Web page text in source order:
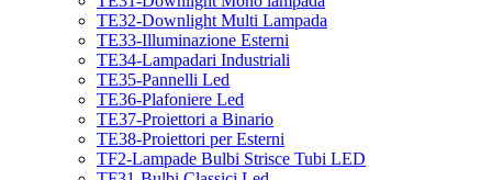
TE32-Downlight Multi Lampada
TE33-Illuminazione Esterni
TE34-Lampadari Industriali
TE35-Pannelli Led
TE36-Plafoniere Led
TE37-Proiettori a Binario
TE38-Proiettori per Esterni
TF2-Lampade Bulbi Strisce Tubi LED